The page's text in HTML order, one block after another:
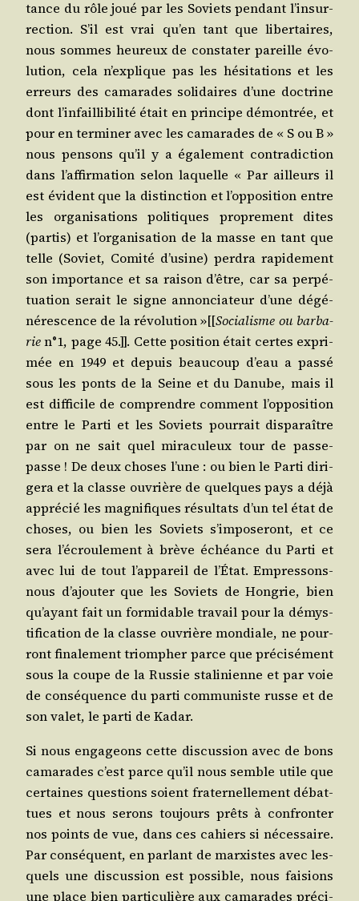
tance du rôle joué par les Soviets pen­dant l’in­sur­
rec­tion. S’il est vrai qu’en tant que liber­taires,
nous sommes heu­reux de consta­ter pareille évo­
lu­tion, cela n’ex­plique pas les hési­ta­tions et les
erreurs des cama­rades soli­daires d’une doc­trine
dont l’in­failli­bi­li­té était en prin­cipe démon­trée, et
pour en ter­mi­ner avec les cama­rades de « S ou B »
nous pen­sons qu’il y a éga­le­ment contra­dic­tion
dans l’af­fir­ma­tion selon laquelle « Par ailleurs il
est évident que la dis­tinc­tion et l’op­po­si­tion entre
les orga­ni­sa­tions poli­tiques pro­pre­ment dites
(par­tis) et l’or­ga­ni­sa­tion de la masse en tant que
telle (Soviet, Comi­té d’u­sine) per­dra rapi­de­ment
son impor­tance et sa rai­son d’être, car sa per­pé­
tua­tion serait le signe annon­cia­teur d’une dégé­
né­res­cence de la révo­lu­tion »[[Socia­lisme ou bar­ba­
rien°1, page 45.]]. Cette posi­tion était certes expri­
mée en 1949 et depuis beau­coup d’eau a pas­sé
sous les ponts de la Seine et du Danube, mais il
est dif­fi­cile de com­prendre com­ment l’op­po­si­tion
entre le Par­ti et les Soviets pour­rait dis­pa­raître
par on ne sait quel mira­cu­leux tour de passe-
passe ! De deux choses l’une : ou bien le Par­ti diri­
ge­ra et la classe ouvrière de quelques pays a déjà
appré­cié les magni­fiques résul­tats d’un tel état de
choses, ou bien les Soviets s’im­po­se­ront, et ce
sera l’é­crou­le­ment à brève échéance du Par­ti et
avec lui de tout l’ap­pa­reil de l’É­tat. Empres­sons-
nous d’a­jou­ter que les Soviets de Hon­grie, bien
qu’ayant fait un for­mi­dable tra­vail pour la démys­
ti­fi­ca­tion de la classe ouvrière mon­diale, ne pour­
ront fina­le­ment triom­pher parce que pré­ci­sé­ment
sous la coupe de la Rus­sie sta­li­nienne et par voie
de consé­quence du par­ti com­mu­niste russe et de
son valet, le par­ti de Kadar.
Si nous enga­geons cette dis­cus­sion avec de bons
cama­rades c’est parce qu’il nous semble utile que
cer­taines ques­tions soient fra­ter­nel­le­ment débat­
tues et nous serons tou­jours prêts à confron­ter
nos points de vue, dans ces cahiers si néces­saire.
Par consé­quent, en par­lant de mar­xistes avec les­
quels une dis­cus­sion est pos­sible, nous fai­sions
une place bien par­ti­cu­lière aux cama­rades pré­ci­